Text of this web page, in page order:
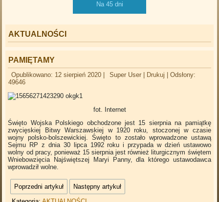
Na 45 dni
AKTUALNOŚCI
PAMIĘTAMY
Opublikowano: 12 sierpień 2020 Super User Drukuj |Odsłony:
49646
fot. Internet
Święto Wojska Polskiego obchodzone jest 15 sierpnia na pamiątkę
zwycięskiej Bitwy Warszawskiej w 1920 roku, stoczonej w czasie
wojny polsko-bolszewickiej. Święto to zostało wprowadzone ustawą
Sejmu RP z dnia 30 lipca 1992 roku i przypada w dzień ustawowo
wolny od pracy, ponieważ 15 sierpnia jest również liturgicznym świętem
Wniebowzięcia Najświętszej Maryi Panny, dla którego ustawodawca
wprowadził wolne.
Poprzedni artykuł
Następny artykuł